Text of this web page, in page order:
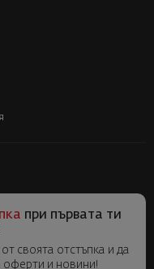
при първата ти
своята отстъпка и да
оферти и новини!